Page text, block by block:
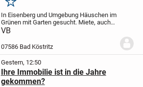
Merken
In Eisenberg und Umgebung Häuschen im
Grünen mit Garten gesucht. Miete, auch
Mietkauf angenehm. EBK von Vorteil.
VB
07586 Bad Köstritz
Gestern, 12:50
Ihre Immobilie ist in die Jahre
gekommen?